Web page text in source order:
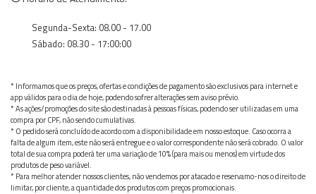
Segunda-Sexta: 08.00 - 17.00
Sábado: 08.30 - 17:00:00
* Informamos que os preços, ofertas e condições de pagamento são exclusivos para internet e
app válidos para o dia de hoje, podendo sofrer alterações sem aviso prévio.
* As ações/promoções do site são destinadas à pessoas físicas, podendo ser utilizadas em uma
compra por CPF, não sendo cumulativas.
* O pedido será concluído de acordo com a disponibilidade em nosso estoque. Caso ocorra a
falta de algum item, este não será entregue e o valor correspondente não será cobrado. O valor
total de sua compra poderá ter uma variação de 10% (para mais ou menos) em virtude dos
produtos de peso variável.
* Para melhor atender nossos clientes, não vendemos por atacado e reservamo-nos o direito de
limitar, por cliente, a quantidade dos produtos com preços promocionais.